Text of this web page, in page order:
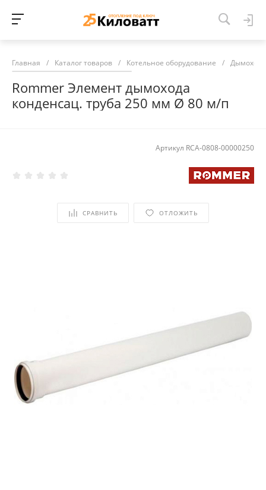
Главная / Каталог товаров / Котельное оборудование /
Rommer Элемент дымохода
конденсац. труба 250 мм Ø 80 м/п
Артикул RCA-0808-00000250
СРАВНИТЬ ОТЛОЖИТЬ